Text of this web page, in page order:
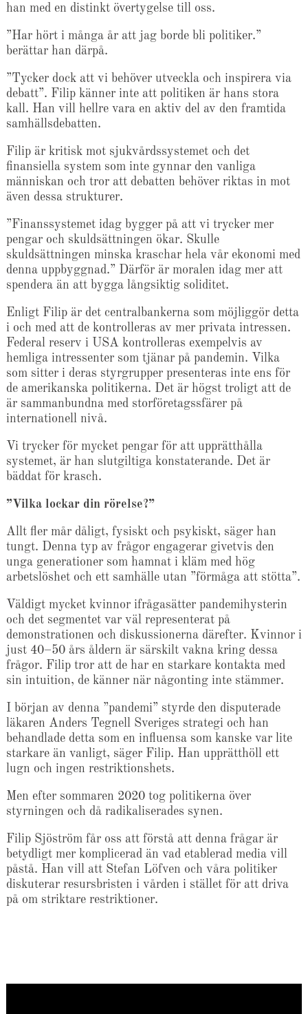
han med en distinkt övertygelse till oss.
”Har hört i många år att jag borde bli politiker.”
berättar han därpå.
”Tycker dock att vi behöver utveckla och inspirera via
debatt”. Filip känner inte att politiken är hans stora
kall. Han vill hellre vara en aktiv del av den framtida
samhällsdebatten.
Filip är kritisk mot sjukvårdssystemet och det
finansiella system som inte gynnar den vanliga
människan och tror att debatten behöver riktas in mot
även dessa strukturer.
”Finanssystemet idag bygger på att vi trycker mer
pengar och skuldsättningen ökar. Skulle
skuldsättningen minska kraschar hela vår ekonomi med
denna uppbyggnad.” Därför är moralen idag mer att
spendera än att bygga långsiktig soliditet.
Enligt Filip är det centralbankerna som möjliggör detta
i och med att de kontrolleras av mer privata intressen.
Federal reserv i USA kontrolleras exempelvis av
hemliga intressenter som tjänar på pandemin. Vilka
som sitter i deras styrgrupper presenteras inte ens för
de amerikanska politikerna. Det är högst troligt att de
är sammanbundna med storföretagssfärer på
internationell nivå.
Vi trycker för mycket pengar för att upprätthålla
systemet, är han slutgiltiga konstaterande. Det är
bäddat för krasch.
”Vilka lockar din rörelse?”
Allt fler mår dåligt, fysiskt och psykiskt, säger han
tungt. Denna typ av frågor engagerar givetvis den
unga generationer som hamnat i kläm med hög
arbetslöshet och ett samhälle utan ”förmåga att stötta”.
Väldigt mycket kvinnor ifrågasätter pandemihysterin
och det segmentet var väl representerat på
demonstrationen och diskussionerna därefter. Kvinnor i
just 40–50 års åldern är särskilt vakna kring dessa
frågor. Filip tror att de har en starkare kontakta med
sin intuition, de känner när någonting inte stämmer.
I början av denna ”pandemi” styrde den disputerade
läkaren Anders Tegnell Sveriges strategi och han
behandlade detta som en influensa som kanske var lite
starkare än vanligt, säger Filip. Han upprätthöll ett
lugn och ingen restriktionshets.
Men efter sommaren 2020 tog politikerna över
styrningen och då radikaliserades synen.
Filip Sjöström får oss att förstå att denna frågar är
betydligt mer komplicerad än vad etablerad media vill
påstå. Han vill att Stefan Löfven och våra politiker
diskuterar resursbristen i vården i stället för att driva
på om striktare restriktioner.